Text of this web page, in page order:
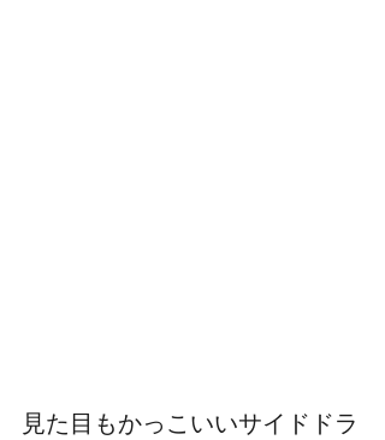
見た目もかっこいいサイドドラ